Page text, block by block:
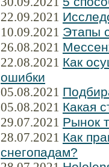
22.09.2021
10.09.2021 Этапы
26.08.2021
22.08.2021 Как
ошибки
05.08.2021
05.08.2021 Какая
29.07.2021 Рынок
28.07.2021 Как
снегопадам?